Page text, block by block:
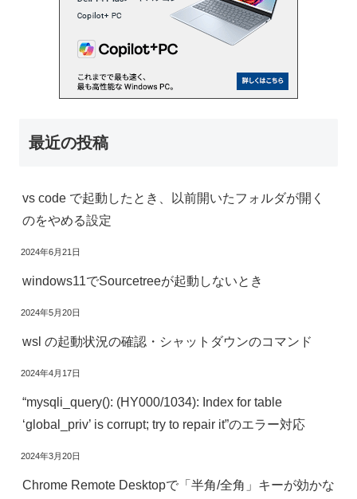
最近の投稿
vs code で起動したとき、以前開いたフォルダが開く
のをやめる設定
2024年6月21日
windows11でSourcetreeが起動しないとき
2024年5月20日
wsl の起動状況の確認・シャットダウンのコマンド
2024年4月17日
“mysqli_query(): (HY000/1034): Index for table
‘global_priv’ is corrupt; try to repair it”のエラー対応
2024年3月20日
Chrome Remote Desktopで「半角/全角」キーが効かな